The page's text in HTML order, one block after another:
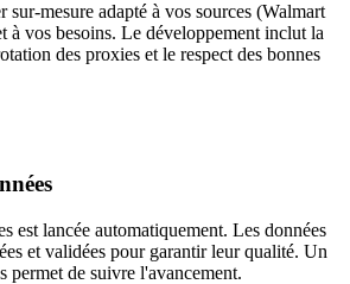
sur-mesure adapté à vos sources (Walmart
à vos besoins. Le développement inclut la
des proxies et le respect des bonnes
est lancée automatiquement. Les données
et validées pour garantir leur qualité. Un
permet de suivre l'avancement.